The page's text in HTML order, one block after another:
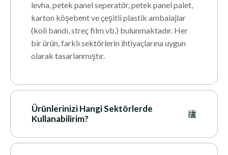
levha, petek panel seperatör, petek panel palet,
karton köşebent ve çeşitli plastik ambalajlar
(koli bandı, streç film vb.) bulunmaktadır. Her
bir ürün, farklı sektörlerin ihtiyaçlarına uygun
olarak tasarlanmıştır.
Ürünlerinizi Hangi Sektörlerde
Kullanabilirim?